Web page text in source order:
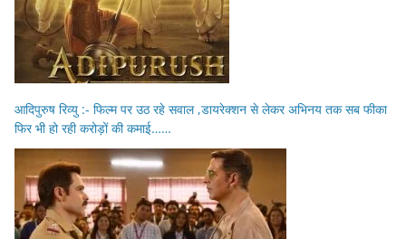
आदिपुरुष रिव्यु :- फिल्म पर उठ रहे सवाल ,डायरेक्शन से लेकर अभिनय तक सब फीका
फिर भी हो रही करोड़ों की कमाई……